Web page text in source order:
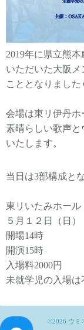
2019年に県立熊
いただいた大阪
こととなりまし
会場は東リ伊丹ホ
素晴らしい歌声
いたします。
当日は3部構成と
東リいたみホール
５月１２日（日）
開場14時
開演15時
入場料2000円
未就学児の入場は
©2026 ウミ